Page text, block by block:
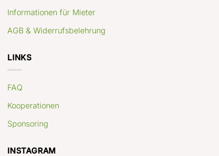
Informationen für Mieter
AGB & Widerrufsbelehrung
LINKS
FAQ
Kooperationen
Sponsoring
INSTAGRAM